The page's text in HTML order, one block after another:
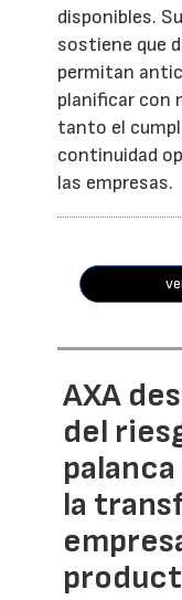
disponibles.
sostiene que
permitan
planificar con
tanto el
continuidad
las empresas.
AXA
del
la